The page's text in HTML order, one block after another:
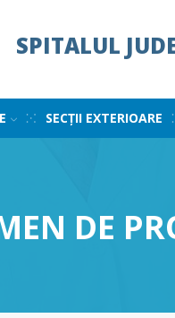
SPITALUL
SECȚII EXTERIOARE
DE